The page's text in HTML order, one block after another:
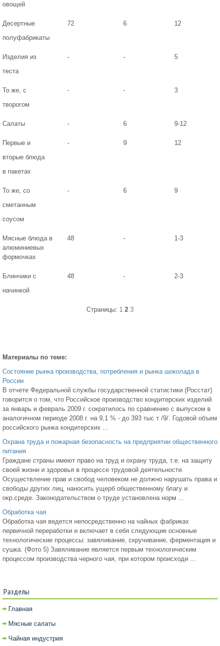
овощей
Десертные
полуфабрикаты
72 6 12
Изделия из
теста
- - 5
То же, с
творогом
- - 3
Салаты - 6 9-12
Первые и
вторые блюда
в пакетах
- 9 12
То же, со
сметанным
соусом
- 6 9
Мясные блюда в
алюминиевых
формочках
48 - 1-3
Блинчики с
начинкой
48 - 2-3
Страницы: 1 2 3
Материалы по теме:
Состояние рынка производства, потребления и рынка шоколада в
России
В отчете Федеральной службы государственной статистики (Росстат)
говорится о том, что Российское производство кондитерских изделий
за январь и февраль 2009 г. сократилось по сравнению с выпуском в
аналогичном периоде 2008 г. на 9,1 % - до 393 тыс т /9/. Годовой объем
российского рынка кондитерских ...
Охрана труда и пожарная безопасность на предприятии общественного
питания
Граждане страны имеют право на труд и охрану труда, т.е. на защиту
своей жизни и здоровья в процессе трудовой деятельности.
Осуществление прав и свобод человеком не должно нарушать права и
свободы других лиц, наносить ущерб общественному благу и
окр.среде. Законодательством о труде установлена норм ...
Обработка чая
Обработка чая ведется непосредственно на чайных фабриках
первичной переработки и включает в себя следующие основные
технологические процессы: завяливание, скручивание, ферментация и
сушка. (Фото 5) Завяливание является первым технологическим
процессом производства черного чая, при котором происходи ...
Разделы
Главная
Мясные салаты
Чайная индустрия